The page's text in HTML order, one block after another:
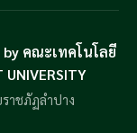
คณะเทคโนโลยี
UNIVERSITY
าชภัฏลำปาง